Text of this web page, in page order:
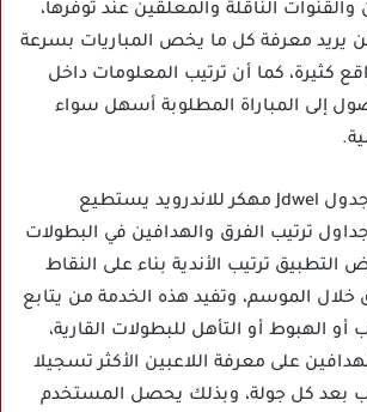
والقنوات الناقلة والمعلقين عند توفرها،
يريد معرفة كل ما يخص المباريات بسرعة
كثيرة، كما أن ترتيب المعلومات داخل
إلى المباراة المطلوبة أسهل سواء
بعد تحميل تطبيق جدول Jdwel مهكر للاندرويد يستطيع
ترتيب الفرق والهدافين في البطولات
التطبيق ترتيب الأندية بناء على النقاط
خلال الموسم، وتفيد هذه الخدمة من يتابع
أو الهبوط أو التأهل للبطولات القارية،
على معرفة اللاعبين الأكثر تسجيلا
بعد كل جولة، وبذلك يحصل المستخدم